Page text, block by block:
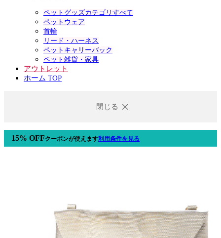
ペットグッズカテゴリすべて
ペットウェア
首輪
リード・ハーネス
ペットキャリーバック
ペット雑貨・家具
アウトレット
ホーム TOP
閉じる
15% OFFクーポンが使えます利用条件を見る